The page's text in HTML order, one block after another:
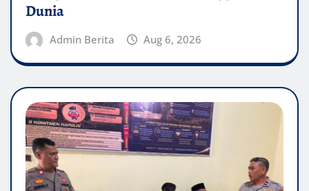
Dunia
Admin Berita Aug 6, 2026